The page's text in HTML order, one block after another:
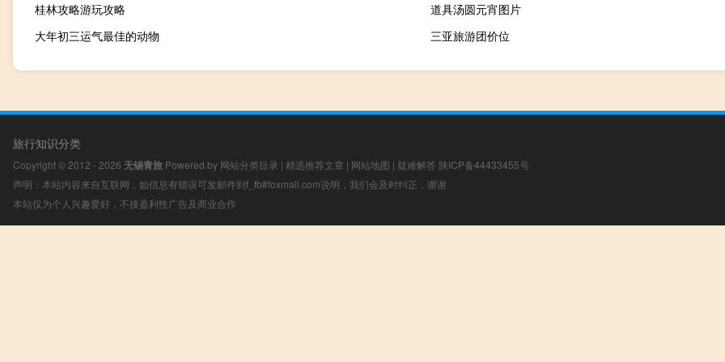
桂林攻略游玩攻略
道具汤圆元宵图片
大年初三运气最佳的动物
三亚旅游团价位
旅行知识分类
Copyright © 2012 - 2026 无锡青旅 Powered by 网站分类目录 | 精选推荐文章 | 网站地图 | 疑难解答 陕ICP备44433455号
声明：本站内容来自互联网，如信息有错误可发邮件到f_fb#foxmail.com说明，我们会及时纠正，谢谢
本站仅为个人兴趣爱好，不接盈利性广告及商业合作